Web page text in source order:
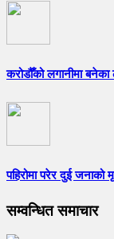
करोडौँको लगानीमा
पहिरोमा परेर दुई जनाको
सम्वन्धित समाचार